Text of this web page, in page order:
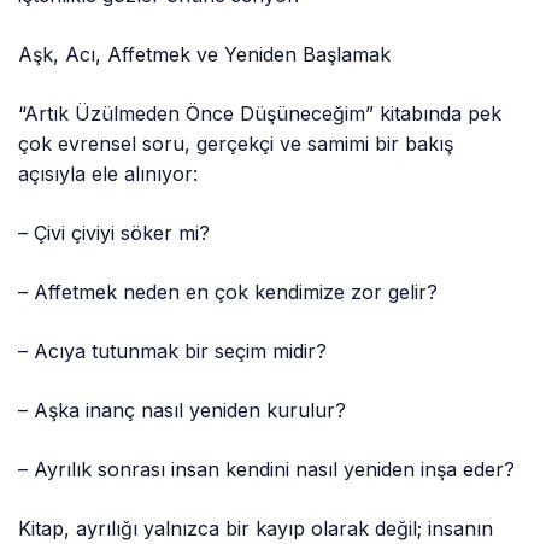
Aşk, Acı, Affetmek ve Yeniden Başlamak
“Artık Üzülmeden Önce Düşüneceğim” kitabında pek
çok evrensel soru, gerçekçi ve samimi bir bakış
açısıyla ele alınıyor:
– Çivi çiviyi söker mi?
– Affetmek neden en çok kendimize zor gelir?
– Acıya tutunmak bir seçim midir?
– Aşka inanç nasıl yeniden kurulur?
– Ayrılık sonrası insan kendini nasıl yeniden inşa eder?
Kitap, ayrılığı yalnızca bir kayıp olarak değil; insanın